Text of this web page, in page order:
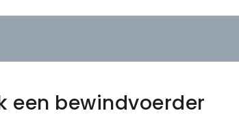
een bewindvoerder